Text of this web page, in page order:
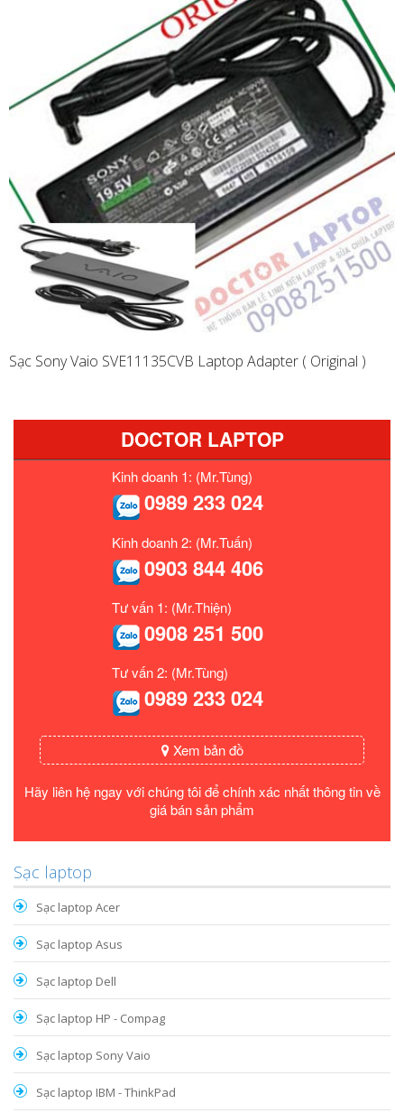
Sạc Sony Vaio SVE11135CVB Laptop Adapter ( Original )
DOCTOR LAPTOP
Kinh doanh 1: (Mr.Tùng)
0989 233 024
Kinh doanh 2: (Mr.Tuấn)
0903 844 406
Tư vấn 1: (Mr.Thiện)
0908 251 500
Tư vấn 2: (Mr.Tùng)
0989 233 024
Xem bản đồ
Hãy liên hệ ngay với chúng tôi để chính xác nhất thông tin về
giá bán sản phẩm
Sạc laptop
Sạc laptop Acer
Sạc laptop Asus
Sạc laptop Dell
Sạc laptop HP - Compag
Sạc laptop Sony Vaio
Sạc laptop IBM - ThinkPad